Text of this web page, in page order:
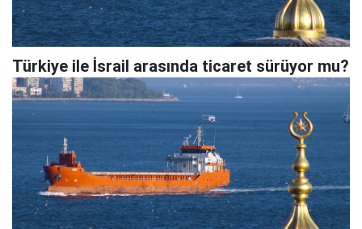
Türkiye ile İsrail arasında ticaret sürüyor mu?